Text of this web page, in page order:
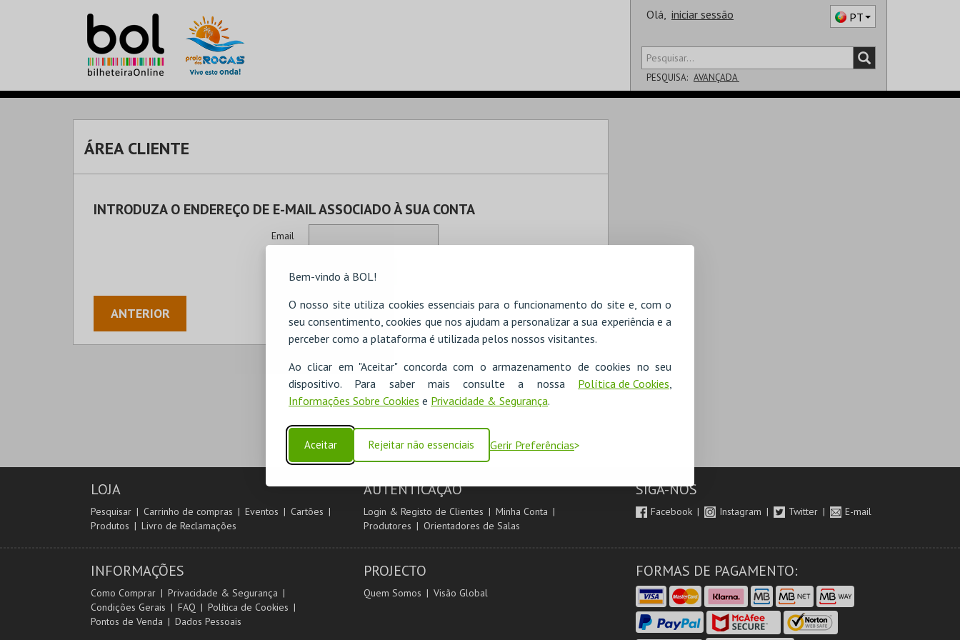
Bem-vindo à BOL!
O nosso site utiliza cookies essenciais para o funcionamento do site e, com o
seu consentimento, cookies que nos ajudam a personalizar a sua experiência e a
perceber como a plataforma é utilizada pelos nossos visitantes.
Ao clicar em "Aceitar" concorda com o armazenamento de cookies no seu
dispositivo. Para saber mais consulte a nossa Política de Cookies,
Informações Sobre Cookies e Privacidade & Segurança.
Aceitar Rejeitar não essenciais Gerir Preferências
Olá, iniciar sessão PT
PESQUISA: AVANÇADA
ÁREA CLIENTE
INTRODUZA O ENDEREÇO DE E-MAIL ASSOCIADO À SUA CONTA
Email
ANTERIOR
LOJA
Pesquisar Carrinho de compras Eventos
Cartões
Produtos
Livro de Reclamações
AUTENTICAÇÃO
Login & Registo de Clientes
Minha Conta
Produtores
Orientadores de Salas
SIGA-NOS
Facebook Instagram Twitter E-mail
INFORMAÇÕES
Como Comprar
Privacidade & Segurança
Condições Gerais
FAQ
Política de Cookies
Pontos de Venda
Dados Pessoais
PROJECTO
Quem Somos Visão Global
FORMAS DE PAGAMENTO: